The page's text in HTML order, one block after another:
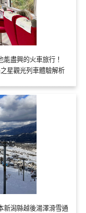
盡興的火車旅行！
星觀光列車體驗解析
新潟縣越後湯澤滑雪通